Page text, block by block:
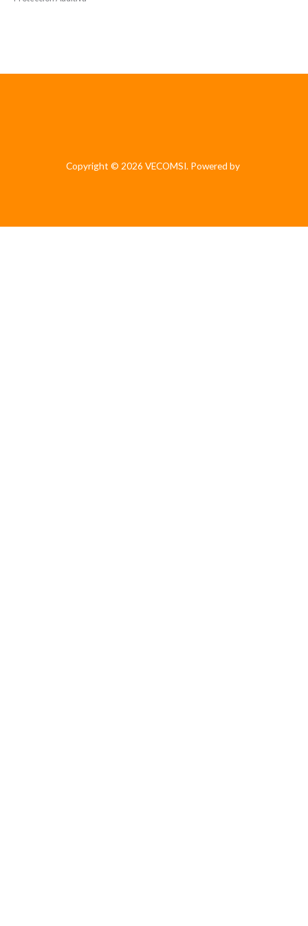
Copyright © 2026 VECOMSI. Powered by